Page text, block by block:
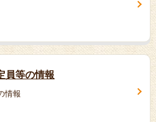
員等の情報
情報